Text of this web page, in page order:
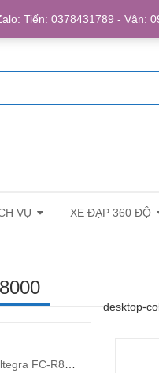
VỤ XE ĐẠP 360 ĐỘ
desktop-
Tiến: 0378431789 - Vân: